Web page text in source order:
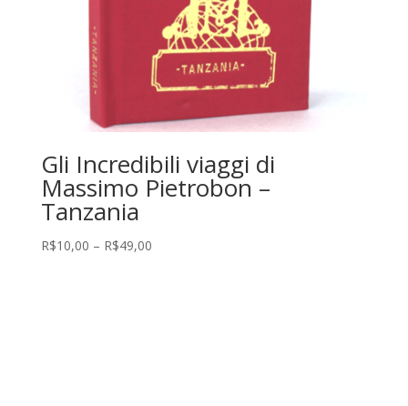
Gli Incredibili viaggi di
Massimo Pietrobon –
Tanzania
R$10,00 – R$49,00Faixa